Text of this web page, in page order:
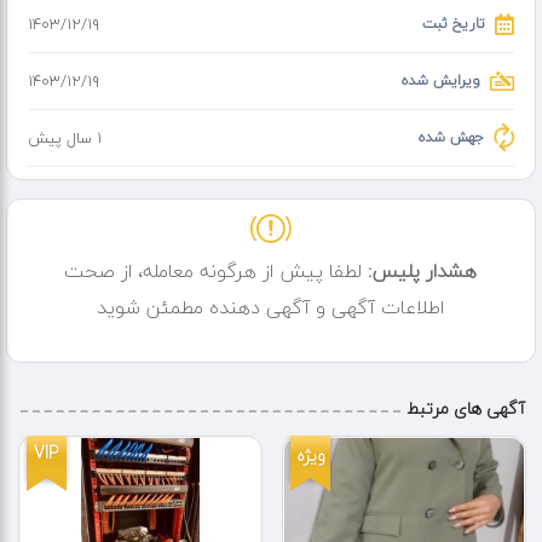
تاریخ ثبت ۱۴۰۳/۱۲/۱۹
ویرایش شده ۱۴۰۳/۱۲/۱۹
جهش شده 1 سال پیش
هشدار پلیس: لطفا پیش از هرگونه معامله، از صحت
اطلاعات آگهی و آگهی دهنده مطمئن شوید
آگهی های مرتبط
VIP
ویژه